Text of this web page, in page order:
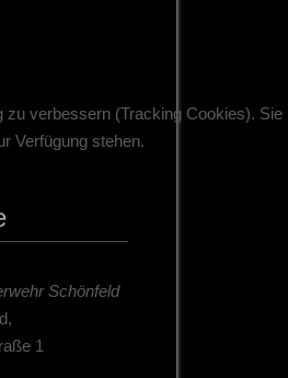
Schönfeld
1
zu verbessern (Tracking Cookies). Sie
Verfügung stehen.